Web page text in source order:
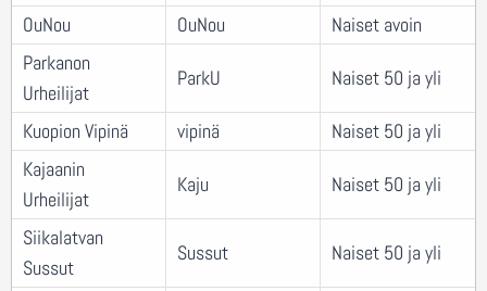
OuNou
OuNou
Naiset avoin
Parkanon
Urheilijat
ParkU Naiset 50 ja yli
Kuopion Vipinä vipinä
Naiset 50 ja yli
Kajaanin
Urheilijat
Kaju Naiset 50 ja yli
Siikalatvan
Sussut
Sussut Naiset 50 ja yli